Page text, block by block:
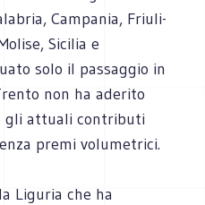
Campania, Friuli-
Sicilia e
solo il passaggio in
non ha aderito
gli attuali contributi
premi volumetrici.
Liguria che ha